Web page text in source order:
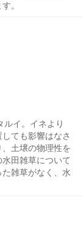
。
ルイ。イネより
ても影響はなさ
土壌の物理性を
田雑草について
雑草がなく、水